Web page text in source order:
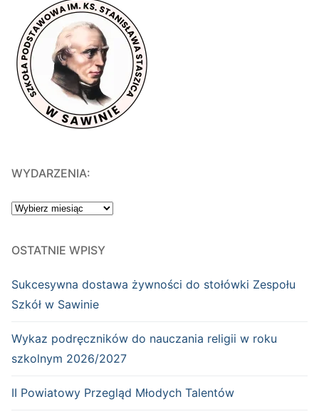
WYDARZENIA:
WYDARZENIA:
OSTATNIE WPISY
Sukcesywna dostawa żywności do stołówki Zespołu
Szkół w Sawinie
Wykaz podręczników do nauczania religii w roku
szkolnym 2026/2027
II Powiatowy Przegląd Młodych Talentów